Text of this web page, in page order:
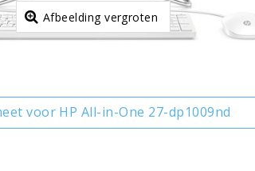
Afbeelding vergroten
voor HP All-in-One 27-dp1009nd